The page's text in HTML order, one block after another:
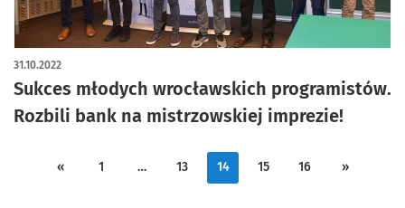
Sukces młodych wrocławskich programistów.
Rozbili bank na mistrzowskiej imprezie!
31.10.2022
« 1 … 13 14 15 16 »